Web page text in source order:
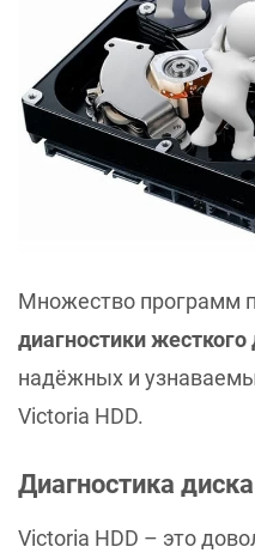
Множество программ
диагностики жесткого
надёжных и
Victoria HDD.
Диагностика
Victoria HDD – это